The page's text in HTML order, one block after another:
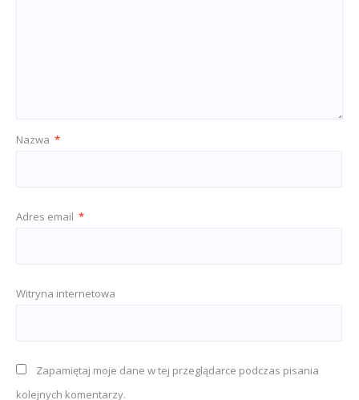
Nazwa *
Adres email *
Witryna internetowa
Zapamiętaj moje dane w tej przeglądarce podczas pisania
kolejnych komentarzy.